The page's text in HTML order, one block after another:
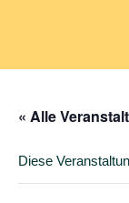
Inhalt
« Alle
Diese